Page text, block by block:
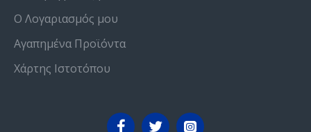
Ο Λογαριασμός μου
Αγαπημένα Προϊόντα
Χάρτης Ιστοτόπου